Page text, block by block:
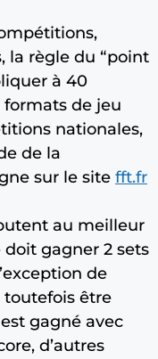
la règle du “point
à 40
de jeu
nationales,
de la
sur le site fft.fr
au meilleur
gagner 2 sets
de
être
gagné avec
d’autres